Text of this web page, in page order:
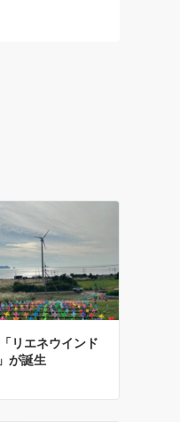
リエネウインド
が誕生